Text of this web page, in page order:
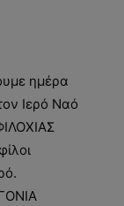
ημέρα
Ιερό Ναό